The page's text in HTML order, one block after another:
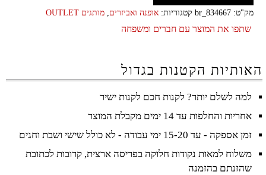
מק"ט: br_834667 קטגוריות: אופנה ואביזרים, מותגים OUTLET
שתפו את המוצר עם חברים ומשפחה
האותיות הקטנות בגדול
למה לשלם יותר? לקנות חכם לקנות ישיר
אחריות והחלפות עד 14 ימים מקבלת המוצר
זמן אספקה - עד 15-20 ימי עבודה - לא כולל שישי ושבת וחגים
משלוח למאות נקודות חלוקה בפריסה ארצית, קרובות לכתובת
שהזנתם בהזמנה